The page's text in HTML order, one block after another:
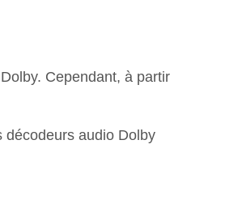
Cependant, à partir
décodeurs audio Dolby